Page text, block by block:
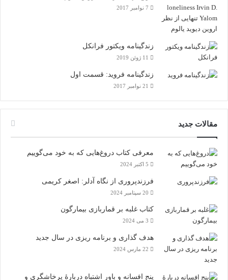
7 نوامبر 2017
زندگینامه ویکتور فرانکل
11 ژوئن 2019
زندگینامه فروید: قسمت اول
21 نوامبر 2017
مقالات جدید
معرفی کتاب دروغ‌هایی که به خود می‌گوییم
5 اکتبر 2024
فرزندپروری از نگاه آدلر: اصغر کریمی
20 سپتامبر 2024
کتاب غلبه بر قماربازی بیمارگون
3 می 2024
هدف گذاری و برنامه‌ ریزی در سال جدید
22 مارس 2024
پنج افسانه‌ و باور اشتباه دربارۀ پرخاشگری و